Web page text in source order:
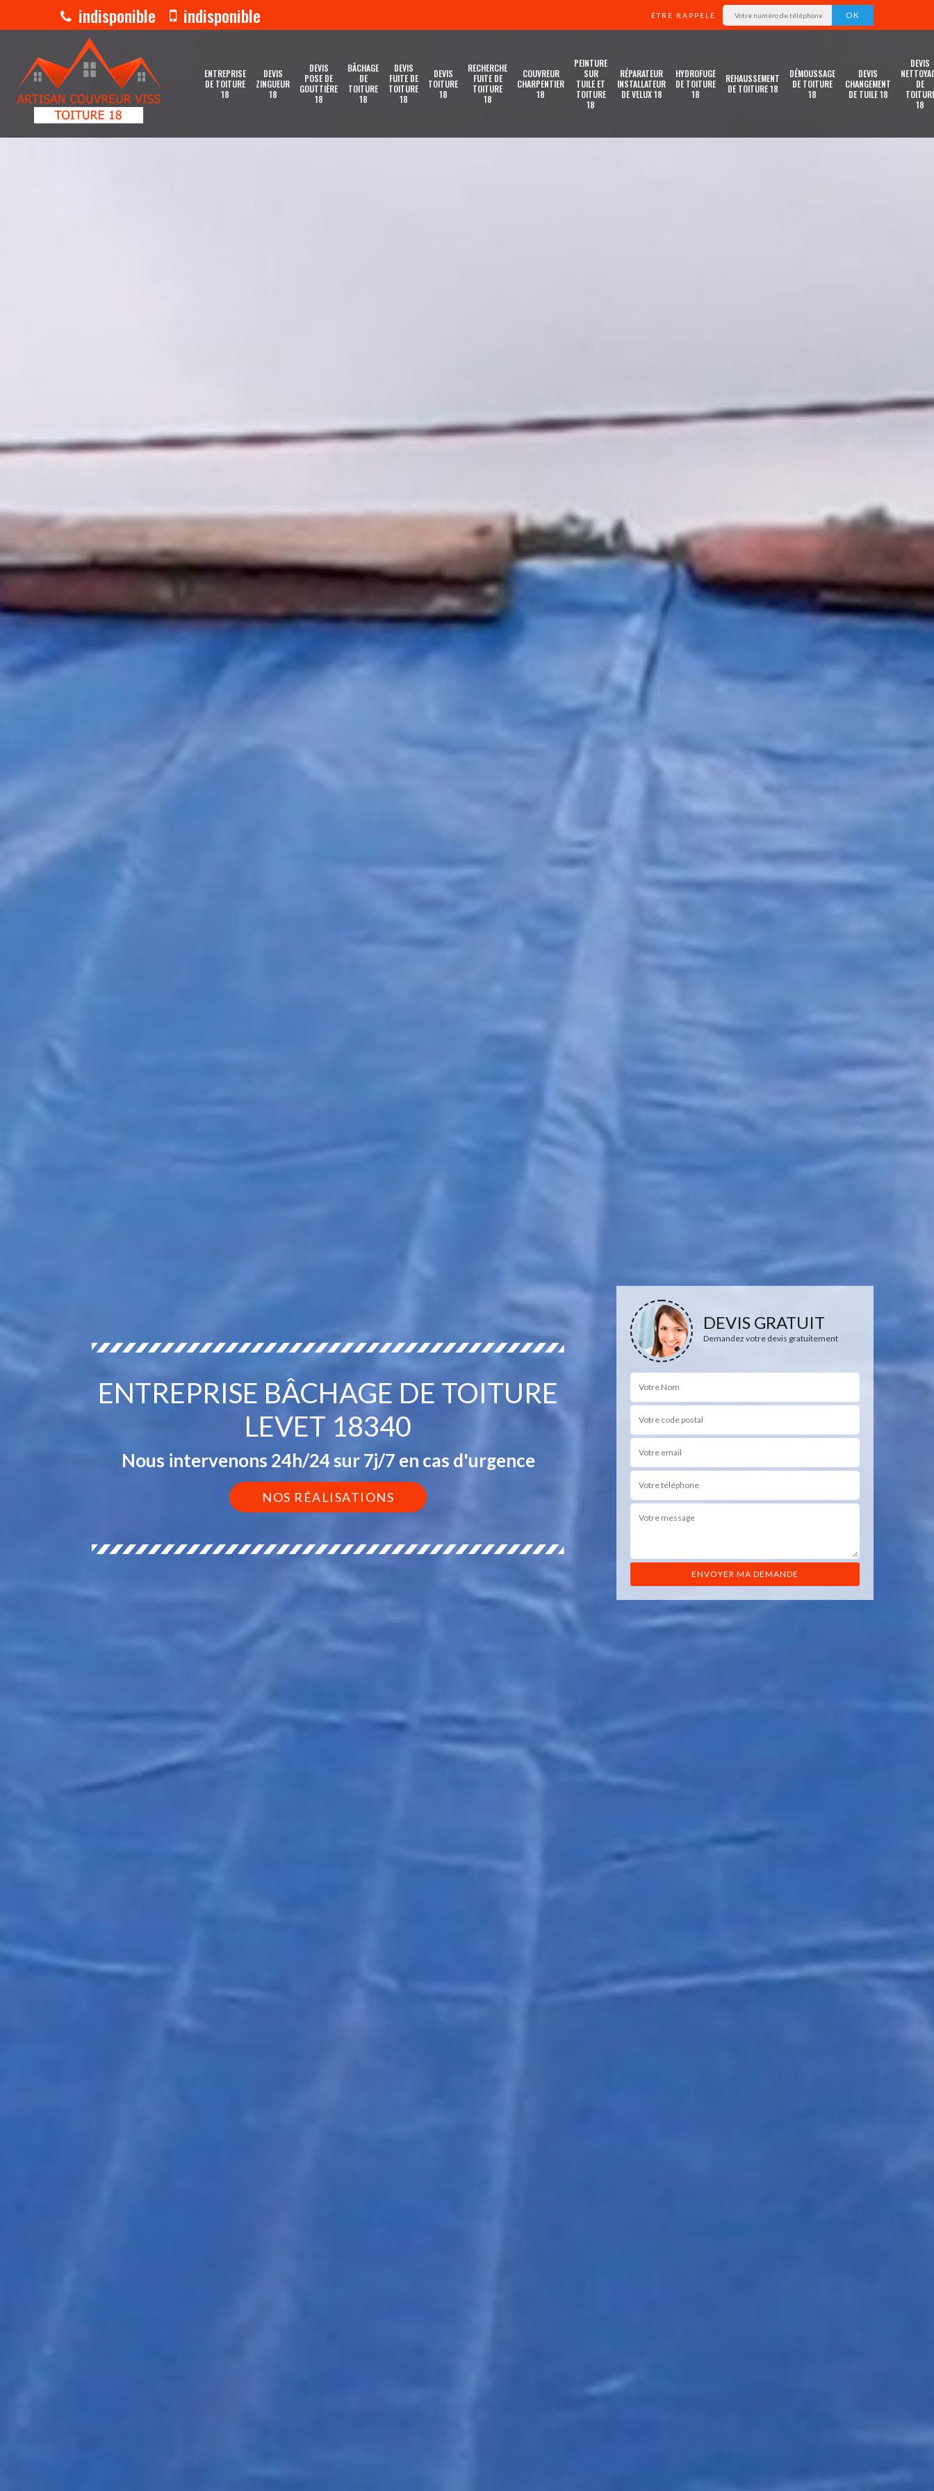
indisponible indisponible ÊTRE RAPPELÉ
ENTREPRISE
DE TOITURE
18
DEVIS
ZINGUEUR
18
DEVIS
POSE DE
GOUTTIÈRE
18
BÂCHAGE
DE
TOITURE
18
DEVIS
FUITE DE
TOITURE
18
DEVIS
TOITURE
18
RECHERCHE
FUITE DE
TOITURE
18
COUVREUR
CHARPENTIER
18
PEINTURE
SUR
TUILE ET
TOITURE
18
RÉPARATEUR
INSTALLATEUR
DE VELUX 18
HYDROFUGE
DE TOITURE
18
REHAUSSEMENT
DE TOITURE 18
DÉMOUSSAGE
DE TOITURE
18
DEVIS
CHANGEMENT
DE TUILE 18
DEVIS
DE
18
ENTREPRISE BÂCHAGE DE TOITURE
LEVET 18340
Nous intervenons 24h/24 sur 7j/7 en cas d'urgence
NOS RÉALISATIONS
DEVIS GRATUIT
Demandez votre devis gratuitement